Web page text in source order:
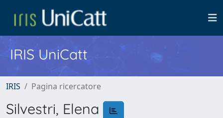
IRIS UniCatt
IRIS Pagina ricercatore
Silvestri, Elena